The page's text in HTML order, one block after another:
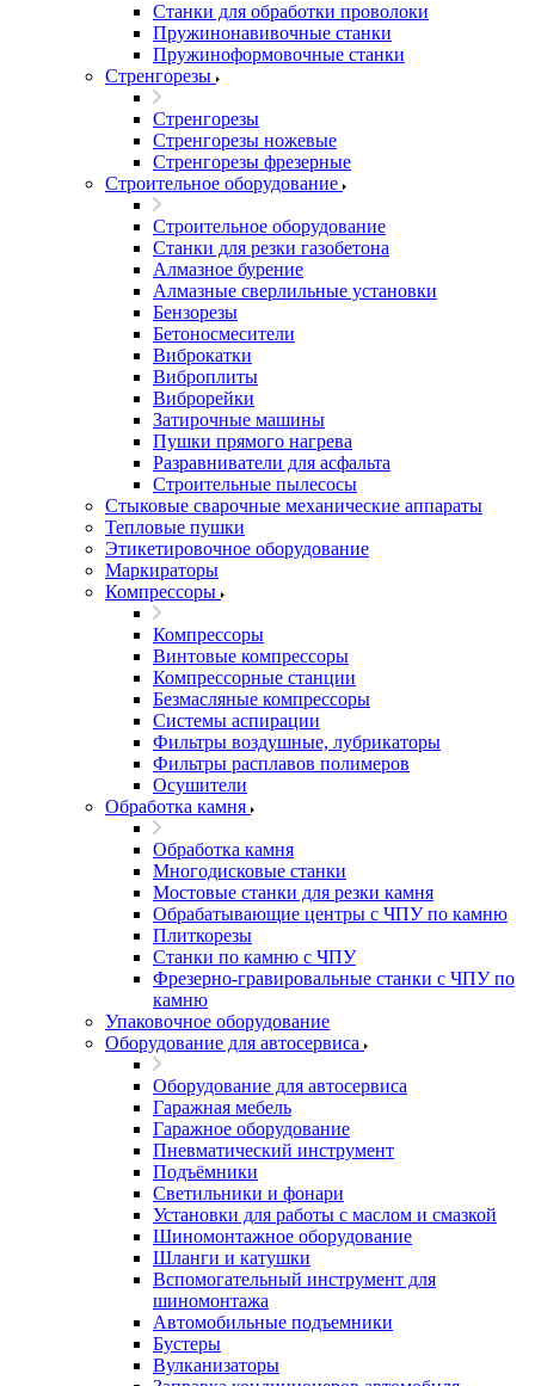
Станки для обработки проволоки
Пружинонавивочные станки
Пружиноформовочные станки
Стренгорезы
Стренгорезы
Стренгорезы ножевые
Стренгорезы фрезерные
Строительное оборудование
Строительное оборудование
Станки для резки газобетона
Алмазное бурение
Алмазные сверлильные установки
Бензорезы
Бетоносмесители
Виброкатки
Виброплиты
Виброрейки
Затирочные машины
Пушки прямого нагрева
Разравниватели для асфальта
Строительные пылесосы
Стыковые сварочные механические аппараты
Тепловые пушки
Этикетировочное оборудование
Маркираторы
Компрессоры
Компрессоры
Винтовые компрессоры
Компрессорные станции
Безмасляные компрессоры
Системы аспирации
Фильтры воздушные, лубрикаторы
Фильтры расплавов полимеров
Осушители
Обработка камня
Обработка камня
Многодисковые станки
Мостовые станки для резки камня
Обрабатывающие центры с ЧПУ по камню
Плиткорезы
Станки по камню с ЧПУ
Фрезерно-гравировальные станки с ЧПУ по
камню
Упаковочное оборудование
Оборудование для автосервиса
Оборудование для автосервиса
Гаражная мебель
Гаражное оборудование
Пневматический инструмент
Подъёмники
Светильники и фонари
Установки для работы с маслом и смазкой
Шиномонтажное оборудование
Шланги и катушки
Вспомогательный инструмент для
шиномонтажа
Автомобильные подъемники
Бустеры
Вулканизаторы